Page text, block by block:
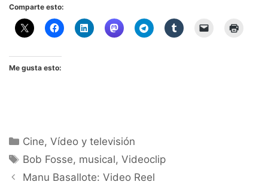
Comparte esto:
Me gusta esto:
Categorías
Cine,Vídeo y televisión
Etiquetas
Bob Fosse, musical,Videoclip
Manu Basallote: Video Reel